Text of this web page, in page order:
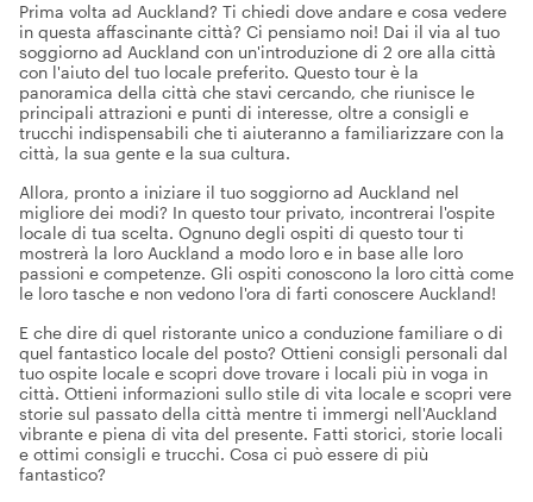
Prima volta ad Auckland? Ti chiedi dove andare e cosa vedere
in questa affascinante città? Ci pensiamo noi! Dai il via al tuo
soggiorno ad Auckland con un'introduzione di 2 ore alla città
con l'aiuto del tuo locale preferito. Questo tour è la
panoramica della città che stavi cercando, che riunisce le
principali attrazioni e punti di interesse, oltre a consigli e
trucchi indispensabili che ti aiuteranno a familiarizzare con la
città, la sua gente e la sua cultura.
Allora, pronto a iniziare il tuo soggiorno ad Auckland nel
migliore dei modi? In questo tour privato, incontrerai l'ospite
locale di tua scelta. Ognuno degli ospiti di questo tour ti
mostrerà la loro Auckland a modo loro e in base alle loro
passioni e competenze. Gli ospiti conoscono la loro città come
le loro tasche e non vedono l'ora di farti conoscere Auckland!
E che dire di quel ristorante unico a conduzione familiare o di
quel fantastico locale del posto? Ottieni consigli personali dal
tuo ospite locale e scopri dove trovare i locali più in voga in
città. Ottieni informazioni sullo stile di vita locale e scopri vere
storie sul passato della città mentre ti immergi nell'Auckland
vibrante e piena di vita del presente. Fatti storici, storie locali
e ottimi consigli e trucchi. Cosa ci può essere di più
fantastico?